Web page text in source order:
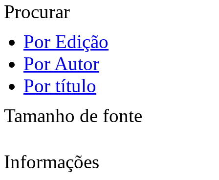
Procurar
Por Edição
Por Autor
Por título
Tamanho de fonte
Informações